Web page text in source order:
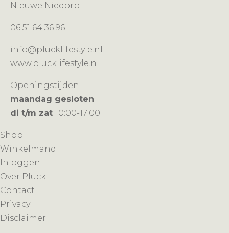
Nieuwe Niedorp
06 51 64 36 96
info@plucklifestyle.nl
www.plucklifestyle.nl
Openingstijden:
maandag gesloten
di t/m zat 10:00-17:00
Shop
Winkelmand
Inloggen
Over Pluck
Contact
Privacy
Disclaimer